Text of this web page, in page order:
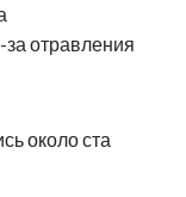
отравления
около ста